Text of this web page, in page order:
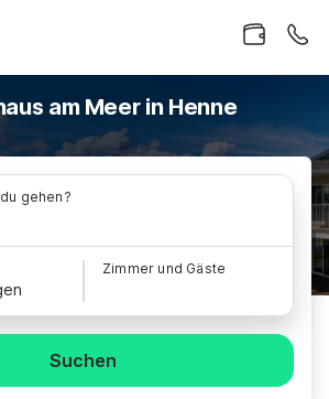
am Meer in Henne
gehen?
Zimmer und Gäste
Suchen